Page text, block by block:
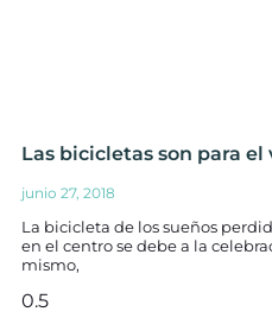
Las bicicletas son para el
junio 27, 2018
La bicicleta de los sueños
en el centro se debe a la
mismo,